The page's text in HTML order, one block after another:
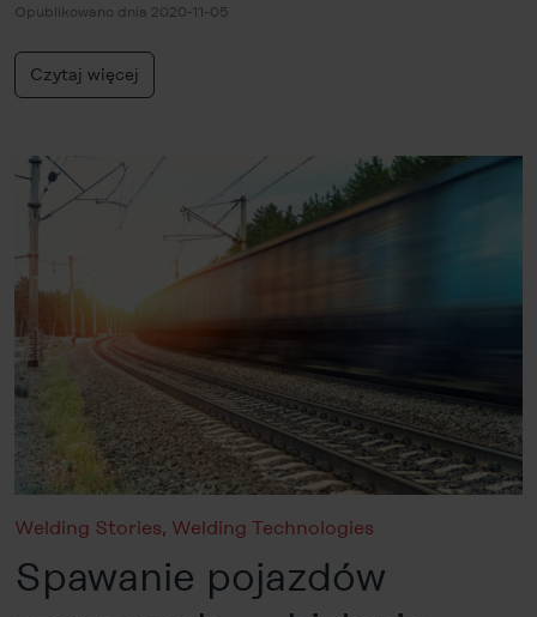
Opublikowano dnia 2020-11-05
Czytaj więcej
Welding Stories, Welding Technologies
Spawanie pojazdów